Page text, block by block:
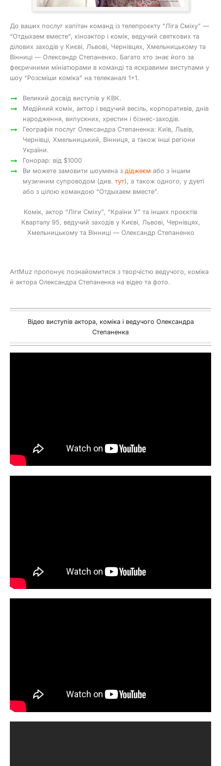
До ваших послуг капітан команд із телепроєкту “Ліга Сміху” —
“Отдыхаем вместе”, кіноактор і комік, ведучий святкових та
ділових заходів у Києві, Львові, Чернівцях, Хмельницькому та
Вінниці — Олександр Степаненко. Багато хто знає його за
феєричними мініатюрами в команді та яскравими виступами у
шоу “Розсміши коміка” на телеканалі 1+1.
Великий досвід виступів у КВК.
Медійний комік, актор і ведучий весіль, корпоративів, днів
народження, випускних, хрестин і бізнес-заходів.
Географія послуг Олександра Степаненка: Київ, Львів,
Чернівці, Хмельницький, Вінниця, а також інші регіони
України.
Гонорар: від $1000
Ви можете замовити шоумена з діджеєм або з іншим
музичним супроводом (див. тут), а також одного, у дуеті
або з цілою командою “Отдыхаем вместе”.
Комік, актор “Ліги Сміху”, “Країни У” та інших проєктів
Кварталу 95, ведучий заходів у Києві, Львові, Чернівцях,
Хмельницькому та Вінниці — Олександр Степаненко
ArtMuz пропонує познайомитися з творчістю ведучого, коміка
й актора Олександра Степаненка на відео та фото.
Відео виступів актора, коміка і ведучого Олександра
Степаненка